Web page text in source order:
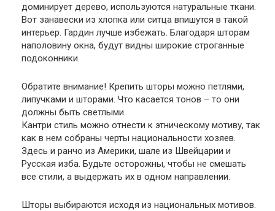
доминирует дерево, используются натуральные ткани.
Вот занавески из хлопка или ситца впишутся в такой
интерьер. Гардин лучше избежать. Благодаря шторам
наполовину окна, будут видны широкие строганные
подоконники.
Обратите внимание! Крепить шторы можно петлями,
липучками и шторами. Что касается тонов – то они
должны быть светлыми.
Кантри стиль можно отнести к этническому мотиву, так
как в нем собраны черты национальности хозяев.
Здесь и ранчо из Америки, шале из Швейцарии и
Русская изба. Будьте осторожны, чтобы не смешать
все стили, а выдержать их в одном направлении.
Шторы выбираются исходя из национальных мотивов.